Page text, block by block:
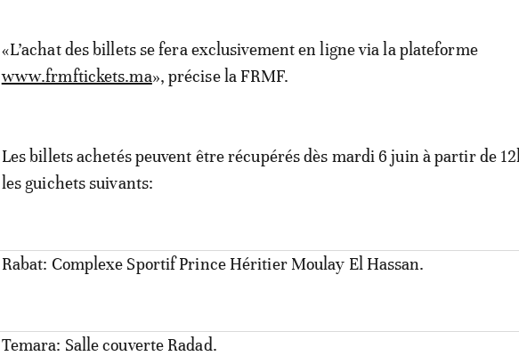
«L’achat des billets se fera exclusivement en ligne via la plateforme
www.frmftickets.ma», précise la FRMF.
Les billets achetés peuvent être récupérés dès mardi 6 juin à partir de
les guichets suivants:
Rabat: Complexe Sportif Prince Héritier Moulay El Hassan.
Temara: Salle couverte Radad.